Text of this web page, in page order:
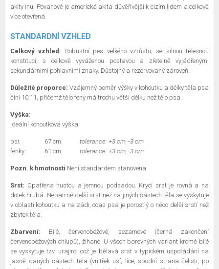
akity inu. Povahově je americká akita důvěřivější k cizím lidem a celkově
více otevřená.
STANDARDNÍ VZHLED
Celkový vzhled:
Robustní pes velkého vzrůstu, se silnou tělesnou
konstitucí, s celkově vyváženou postavou a zřetelně vyjádřenými
sekundárními pohlavními znaky. Důstojný a rezervovaný zároveň.
Důležité proporce: Vzájemný poměr výšky v kohoutku a délky těla psa
činí 10:11, přičemž tělo feny má trochu větší délku než tělo psa.
Výška:
Ideální kohoutková výška
psi: 67 cm
tolerance: +3 cm, -3 cm
fenky:
61 cm tolerance: +3 cm, -3 cm
Pozn. k hmotnosti Není standardem stanovena.
Srst: Opatřena hustou a jemnou podsadou. Krycí srst je rovná a na
dotek hrubá. Nepatrně delší srst než na jiných částech těla se vyskytuje
v oblasti kohoutku a na zádi, ocas psa je porostlý o něco delší srstí než
zbytek těla.
Zbarvení:
Bílé, červenobéžové, sezamové (černá zakončení
červenobéžových chlupů), žíhané. U všech barevných variant kromě bílé
se vyskytuje tzv. urajiro, což je bělavá srst v typickém uspořádání na
jasně daných částech těla (vnitřek uší, líce, spodní strana čelisti, po